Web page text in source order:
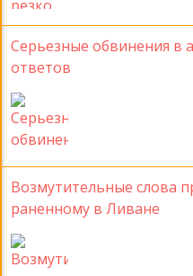
Серьезные обвинения в
ответов
Возмутительные слова
раненному в Ливане